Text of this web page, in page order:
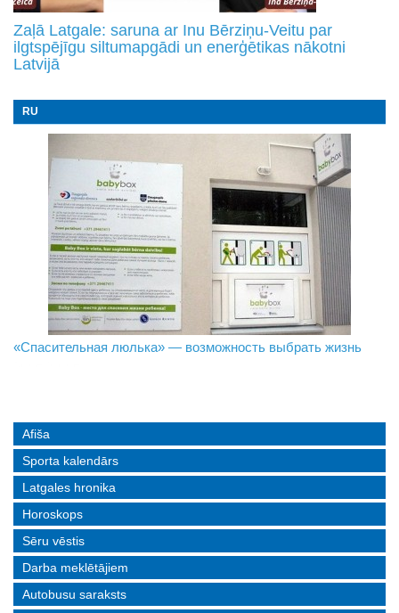
Zaļā Latgale: saruna ar Inu Bērziņu-Veitu par
ilgtspējīgu siltumapgādi un enerģētikas nākotni
Latvijā
RU
В Даугавпилсе определили сильнейших в пляжном
«Спасительная люлька» — возможность выбрать жизнь
Новое поколение пограничников: Даугавпилсское
Afiša
Sporta kalendārs
Latgales hronika
Horoskops
Sēru vēstis
Darba meklētājiem
Autobusu saraksts